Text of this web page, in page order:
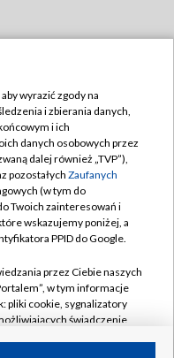
wyrazić zgody na
i zbierania danych,
i ich
danych osobowych przez
dalej również „TVP”),
pozostałych Zaufanych
(w tym do
Twoich zainteresowań i
wskazujemy poniżej, a
PPID do Google.
przez Ciebie naszych
w tym informacje
pliki cookie, sygnalizatory
świadczenie